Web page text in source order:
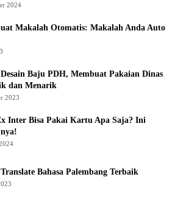
2024
Makalah Otomatis: Makalah Anda Auto
Baju PDH, Membuat Pakaian Dinas
dan Menarik
2023
Inter Bisa Pakai Kartu Apa Saja? Ini
Bahasa Palembang Terbaik